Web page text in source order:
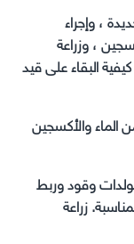
، وإجراء
، وزراعة
البقاء على قيد
الماء والأكسجين
وقود وربط
زراعة